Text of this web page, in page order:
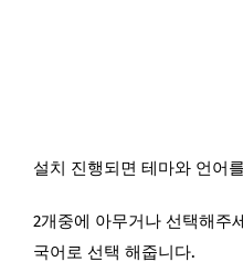
설치 진행되면 테마와 언어
2개중에 아무거나 선택해주
국어로 선택 해줍니다.